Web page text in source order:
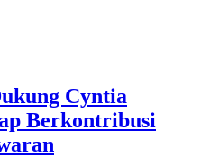
Cyntia
Berkontribusi